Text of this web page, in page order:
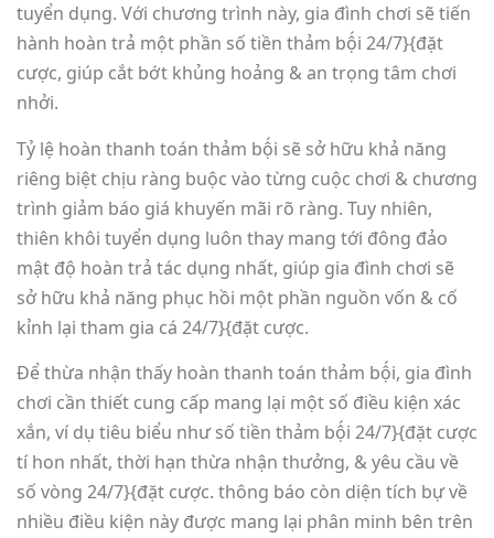
tuyển dụng. Với chương trình này, gia đình chơi sẽ tiến
hành hoàn trả một phần số tiền thảm bộ́i 24/7}{đặt
cược, giúp cắt bớt khủng hoảng & an trọng tâm chơi
nhởi.
Tỷ lệ hoàn thanh toán thảm bộ́i sẽ sở hữu khả năng
riêng biệt chịu ràng buộc vào từng cuộc chơi & chương
trình giảm báo giá khuyến mãi rõ ràng. Tuy nhiên,
thiên khôi tuyển dụng luôn thay mang tới đông đảo
mật độ hoàn trả tác dụng nhất, giúp gia đình chơi sẽ
sở hữu khả năng phục hồi một phần nguồn vốn & cố
kỉnh lại tham gia cá 24/7}{đặt cược.
Để thừa nhận thấy hoàn thanh toán thảm bộ́i, gia đình
chơi cần thiết cung cấp mang lại một số điều kiện xác
xắn, ví dụ tiêu biểu như số tiền thảm bộ́i 24/7}{đặt cược
tí hon nhất, thời hạn thừa nhận thưởng, & yêu cầu về
số vòng 24/7}{đặt cược. thông báo còn diện tích bự về
nhiều điều kiện này được mang lại phân minh bên trên